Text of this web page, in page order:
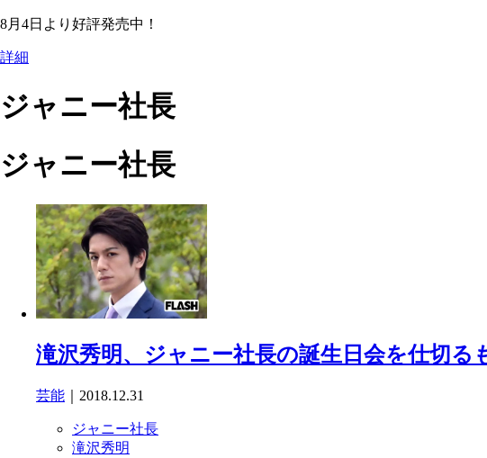
8月4日より好評発売中！
詳細
ジャニー社長
ジャニー社長
滝沢秀明、ジャニー社長の誕生日会を仕切
芸能 ｜2018.12.31
ジャニー社長
滝沢秀明